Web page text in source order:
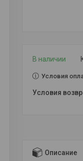
В наличии
Условия
Описание